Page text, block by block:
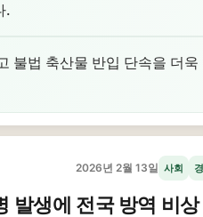
.
불법 축산물 반입 단속을 더욱
2026년 2월 13일 사회
발생에 전국 방역 비상